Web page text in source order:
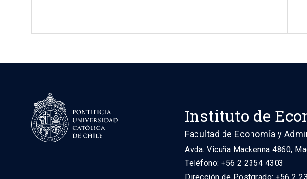
Instituto de
Facultad de Economía y
Avda. Vicuña Mackenna 4860,
Teléfono: +56 2 2354 4303
Dirección de Postgrado: +56 2